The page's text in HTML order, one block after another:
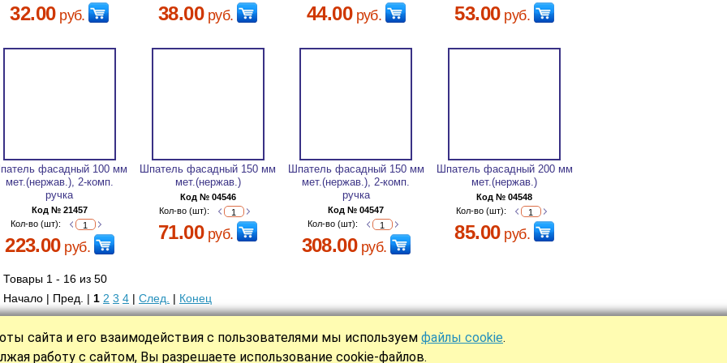
32.00руб. 38.00руб. 44.00руб. 53.00руб.
фасадный 100 мм
мет.(нержав.), 2-комп.
ручка
Код № 21457
Кол-во (шт):
223.00руб.
Шпатель фасадный 150 мм
мет.(нержав.)
Код № 04546
Кол-во (шт):
71.00руб.
Шпатель фасадный 150 мм
мет.(нержав.), 2-комп.
ручка
Код № 04547
Кол-во (шт):
308.00руб.
Шпатель фасадный 200 мм
мет.(нержав.)
Код № 04548
Кол-во (шт):
85.00руб.
Товары 1 - 16 из 50
Начало | Пред. | 1 2 3 4 | След. | Конец
сайта и его взаимодействия с пользователями мы используем файлы cookie.
работу с сайтом, Вы разрешаете использование cookie-файлов.
| СТАТЬИ | НОВОСТИ | О НАС | ОПЛАТА | КОНТАКТЫ